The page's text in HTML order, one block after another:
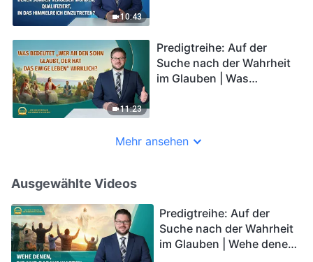
10:43
Himmelreich einzutreten?
11:23
Predigtreihe: Auf der
Suche nach der Wahrheit
im Glauben | Was
Mehr ansehen
Ausgewählte Videos
Predigtreihe: Auf der
Suche nach der Wahrheit
im Glauben | Wehe denen,